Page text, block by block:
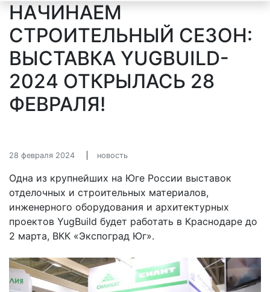
НАЧИНАЕМ
СТРОИТЕЛЬНЫЙ СЕЗОН:
ВЫСТАВКА YUGBUILD-
2024 ОТКРЫЛАСЬ 28
ФЕВРАЛЯ!
28 февраля 2024 новость
Одна из крупнейших на Юге России выставок
отделочных и строительных материалов,
инженерного оборудования и архитектурных
проектов YugBuild будет работать в Краснодаре до
2 марта, ВКК «Экспоград Юг».